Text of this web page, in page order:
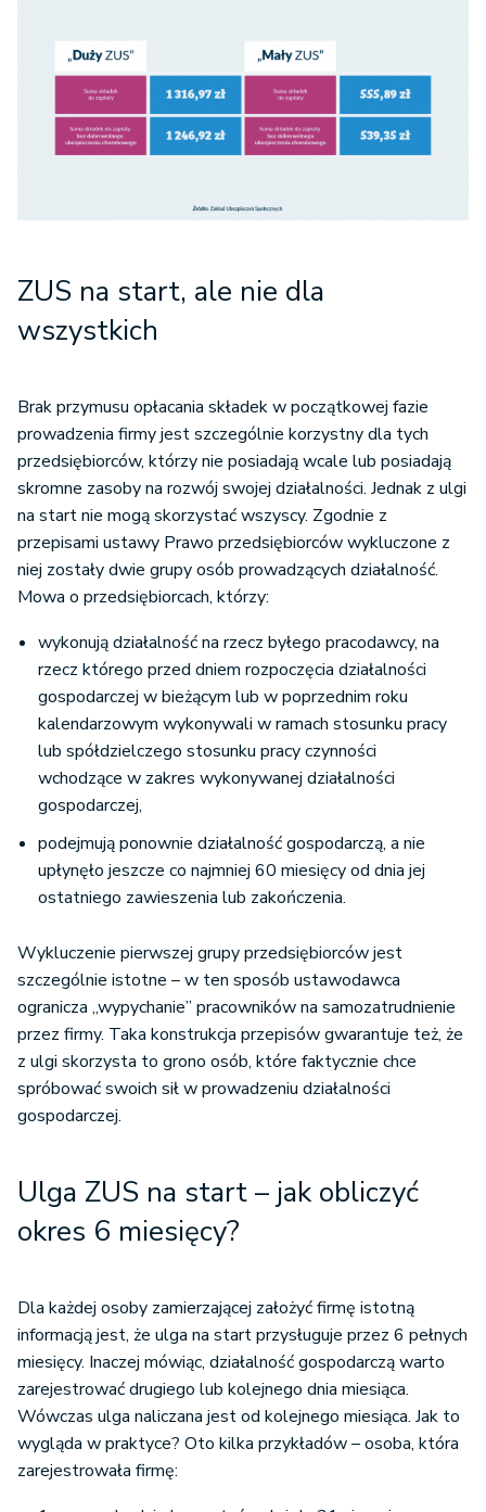
ZUS na start, ale nie dla
wszystkich
Brak przymusu opłacania składek w początkowej fazie
prowadzenia firmy jest szczególnie korzystny dla tych
przedsiębiorców, którzy nie posiadają wcale lub posiadają
skromne zasoby na rozwój swojej działalności. Jednak z ulgi
na start nie mogą skorzystać wszyscy. Zgodnie z
przepisami ustawy Prawo przedsiębiorców wykluczone z
niej zostały dwie grupy osób prowadzących działalność.
Mowa o przedsiębiorcach, którzy:
wykonują działalność na rzecz byłego pracodawcy, na
rzecz którego przed dniem rozpoczęcia działalności
gospodarczej w bieżącym lub w poprzednim roku
kalendarzowym wykonywali w ramach stosunku pracy
lub spółdzielczego stosunku pracy czynności
wchodzące w zakres wykonywanej działalności
gospodarczej,
podejmują ponownie działalność gospodarczą, a nie
upłynęło jeszcze co najmniej 60 miesięcy od dnia jej
ostatniego zawieszenia lub zakończenia.
Wykluczenie pierwszej grupy przedsiębiorców jest
szczególnie istotne – w ten sposób ustawodawca
ogranicza „wypychanie” pracowników na samozatrudnienie
przez firmy. Taka konstrukcja przepisów gwarantuje też, że
z ulgi skorzysta to grono osób, które faktycznie chce
spróbować swoich sił w prowadzeniu działalności
gospodarczej.
Ulga ZUS na start – jak obliczyć
okres 6 miesięcy?
Dla każdej osoby zamierzającej założyć firmę istotną
informacją jest, że ulga na start przysługuje przez 6 pełnych
miesięcy. Inaczej mówiąc, działalność gospodarczą warto
zarejestrować drugiego lub kolejnego dnia miesiąca.
Wówczas ulga naliczana jest od kolejnego miesiąca. Jak to
wygląda w praktyce? Oto kilka przykładów – osoba, która
zarejestrowała firmę: